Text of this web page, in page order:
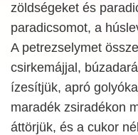
zöldségeket és
paradicsomot, a
A petrezselymet
csirkemájjal,
ízesítjük, apró
maradék zsiradékon
áttörjük, és a cukor